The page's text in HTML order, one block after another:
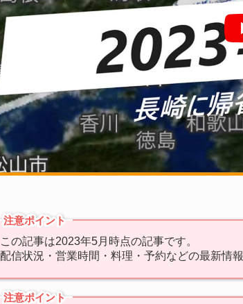
注意ポイント
この記事は2023年5月時点の記事です。
配信状況・営業時間・料理・予約などの最新情
注意ポイント